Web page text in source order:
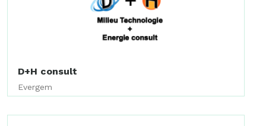
D+H consult
Evergem